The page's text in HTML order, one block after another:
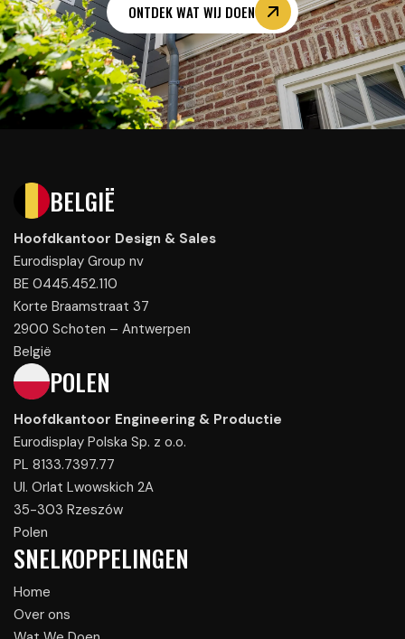
ONTDEK WAT WIJ DOEN
BELGIË
Hoofdkantoor Design & Sales
Eurodisplay Group nv
BE 0445.452.110
Korte Braamstraat 37
2900 Schoten – Antwerpen
België
POLEN
Hoofdkantoor Engineering & Productie
Eurodisplay Polska Sp. z o.o.
PL 8133.7397.77
Ul. Orlat Lwowskich 2A
35-303 Rzeszów
Polen
SNELKOPPELINGEN
Home
Over ons